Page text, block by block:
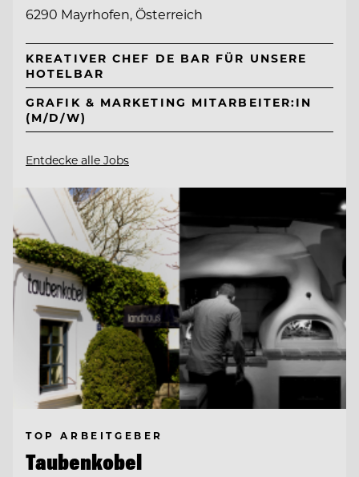
6290 Mayrhofen, Österreich
KREATIVER CHEF DE BAR FÜR UNSERE
HOTELBAR
GRAFIK & MARKETING MITARBEITER:IN
(M/D/W)
Entdecke alle Jobs
TOP ARBEITGEBER
Taubenkobel